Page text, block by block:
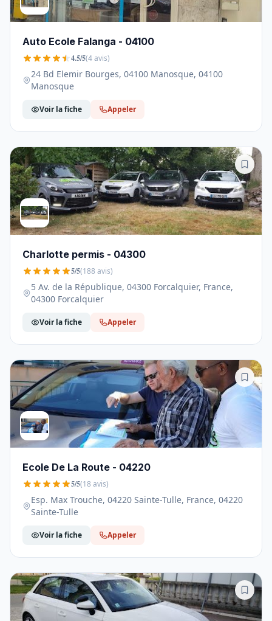
Auto Ecole Falanga - 04100
4.5/5(4 avis)
24 Bd Elemir Bourges, 04100 Manosque, 04100
Manosque
Voir la fiche Appeler
Charlotte permis - 04300
5/5(188 avis)
5 Av. de la République, 04300 Forcalquier, France,
04300 Forcalquier
Voir la fiche Appeler
Ecole De La Route - 04220
5/5(18 avis)
Esp. Max Trouche, 04220 Sainte-Tulle, France, 04220
Sainte-Tulle
Voir la fiche Appeler